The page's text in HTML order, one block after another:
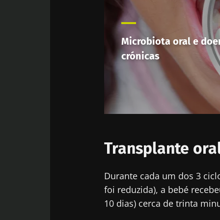
Microbiota oral e
crónicas
Transplante
Durante cada um dos 3
foi reduzida), a bebé
10 dias) cerca de trinta
Ser
Ficar no
Gostaria
Eu li e
Microbiota
* Campo
BMI 20-35
O impacto das
microbiotas
Ler o artigo